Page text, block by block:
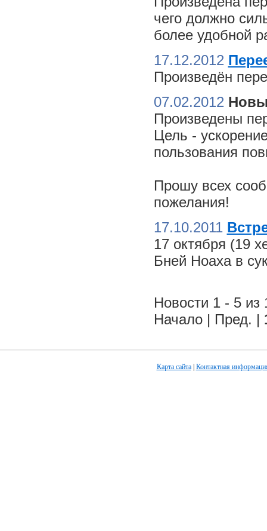
чего должно
более удобной
17.12.2012
Произведён
07.02.2012
Произведены
Цель -
пользования
Прошу всех
пожелания!
17.10.2011
17 октября (19
Бней Ноаха в
Новости 1 - 5 из
Начало | Пред. |
Карта сайта| Контактная